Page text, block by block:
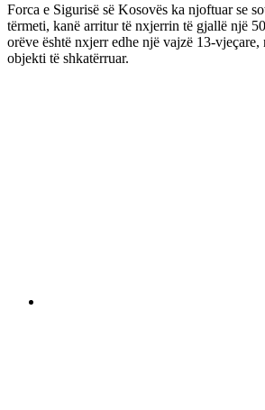
Forca e Sigurisë së Kosovës ka njoftuar se
tërmeti, kanë arritur të nxjerrin të gjallë një
orëve është nxjerr edhe një vajzë 13-vjeçare,
objekti të shkatërruar.